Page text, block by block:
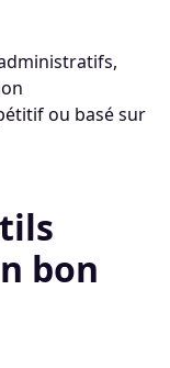
ou basé sur
bon